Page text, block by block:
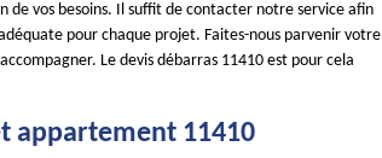
de vos besoins. Il suffit de contacter notre service afin
pour chaque projet. Faites-nous parvenir votre
Le devis débarras 11410 est pour cela
appartement 11410